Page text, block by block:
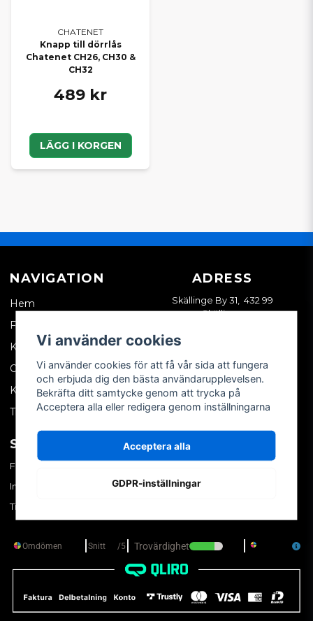
CHATENET
Knapp till dörrlås
Chatenet CH26, CH30 &
CH32
489 kr
LÄGG I KORGEN
NAVIGATION
Hem
Företagskund
Kontakta oss
Om oss
Köpvillkor
Tips & trix
ADRESS
Skällinge By 31, 432 99
Skällinge
SOCIALA MEDIER
Facebook
Instagram
TikTok
MITT KONTO
Skapa konto
Vi använder cookies
Vi använder cookies för att få vår sida att fungera
och erbjuda dig den bästa användarupplevelsen.
Bekräfta ditt samtycke genom att trycka på
Acceptera alla eller redigera genom inställningarna
Acceptera alla
GDPR-inställningar